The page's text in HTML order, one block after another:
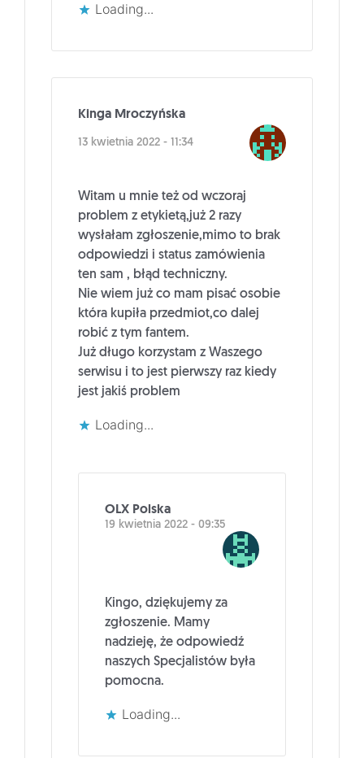
Loading...
Kinga Mroczyńska
13 kwietnia 2022 - 11:34
Witam u mnie też od wczoraj
problem z etykietą,już 2 razy
wysłałam zgłoszenie,mimo to brak
odpowiedzi i status zamówienia
ten sam , błąd techniczny.
Nie wiem już co mam pisać osobie
która kupiła przedmiot,co dalej
robić z tym fantem.
Już długo korzystam z Waszego
serwisu i to jest pierwszy raz kiedy
jest jakiś problem
Loading...
OLX Polska
19 kwietnia 2022 - 09:35
Kingo, dziękujemy za
zgłoszenie. Mamy
nadzieję, że odpowiedź
naszych Specjalistów była
pomocna.
Loading...